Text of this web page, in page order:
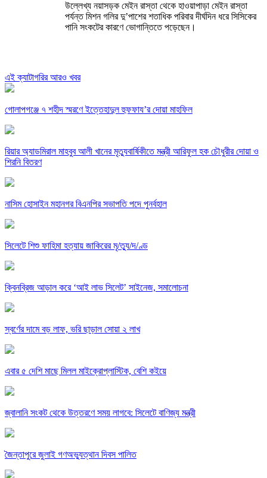
উল্লেখ্য নয়াসড়ক মেইন রাস্তা থেকে হাওয়াপাড়া মেইন রাস্তা
পর্যন্ত মিশন গলির দু’পাশের শতাধিক পরিবার দীর্ঘদিন ধরে সিসিকের
পানি সংকটের কারণে ভোগান্তিতে পড়েছেন।
এই ক্যাটাগরির আরও খবর
গোলাপগঞ্জে ৭ শহীদ স্মরণে ইত্তেহাদুল হুফফায’র দোয়া মাহফিল
রিয়ার অ্যাডমিরাল মাহবুব আলী খানের মৃত্যুবার্ষিকীতে মন্ত্রী আরিফুল হক চৌধুরীর দোয়া ও
শিরনি বিতরণ
নাসিম হোসাইন মহানগর বিএনপির সভাপতি পদে পুনর্বহাল
সিলেটে শিশু ফাহিমা হত্যায় জাকিরের মৃ/ত্যু/দ/ণ্ড
ক্বিনব্রিজ আড়াল করে ‘আই লাভ সিলেট’ সাইনেজ, সমালোচনা
স্বর্ণের দামে বড় লাফ, ভরি ছাড়াল সোয়া ২ লাখ
এবার ৫ দেশি মাছে মিলল মাইক্রোপ্লাস্টিক, বেশি কইয়ে
জ্বালানি সংকট থেকে উত্তরণে সময় লাগবে: সিলেটে বাণিজ্য মন্ত্রী
জৈন্তাপুরে জুলাই গণঅভ্যুত্থান দিবস পালিত